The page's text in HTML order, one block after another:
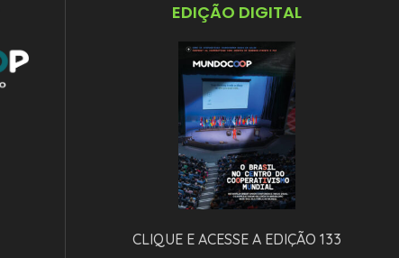
EDIÇÃO DIGITAL
CLIQUE E ACESSE A EDIÇÃO 133